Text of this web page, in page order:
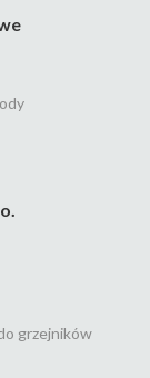
grzejników